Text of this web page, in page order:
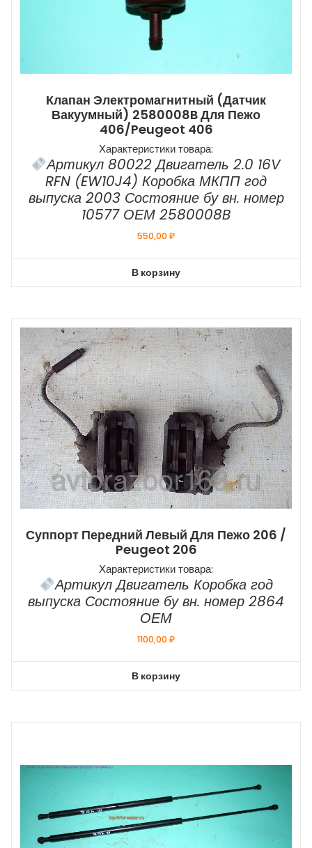
Клапан Электромагнитный (датчик
Вакуумный) 2580008B Для Пежо
406/Peugeot 406
Характеристики товара:
Артикул 80022 Двигатель 2.0 16V
RFN (EW10J4) Коробка МКПП год
выпуска 2003 Состояние бу вн. номер
10577 ОЕМ 2580008B
550,00₽
В корзину
Суппорт Передний Левый Для Пежо 206 /
Peugeot 206
Характеристики товара:
Артикул Двигатель Коробка год
выпуска Состояние бу вн. номер 2864
ОЕМ
1100,00₽
В корзину